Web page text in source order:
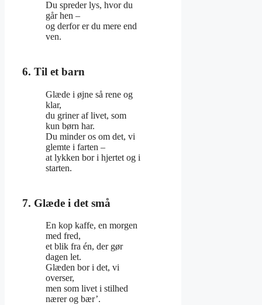
Du spreder lys, hvor du
går hen –
og derfor er du mere end
ven.
6. Til et barn
Glæde i øjne så rene og
klar,
du griner af livet, som
kun børn har.
Du minder os om det, vi
glemte i farten –
at lykken bor i hjertet og i
starten.
7. Glæde i det små
En kop kaffe, en morgen
med fred,
et blik fra én, der gør
dagen let.
Glæden bor i det, vi
overser,
men som livet i stilhed
nærer og bær’.